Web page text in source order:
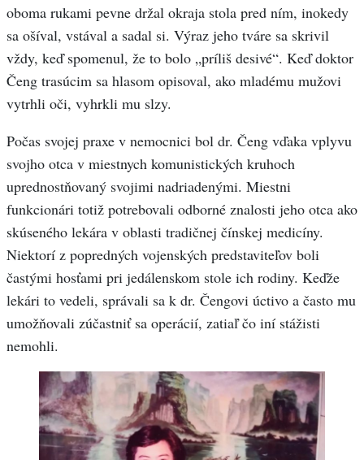
oboma rukami pevne držal okraja stola pred ním, inokedy
sa ošíval, vstával a sadal si. Výraz jeho tváre sa skrivil
vždy, keď spomenul, že to bolo „príliš desivé“. Keď doktor
Čeng trasúcim sa hlasom opisoval, ako mladému mužovi
vytrhli oči, vyhrkli mu slzy.
Počas svojej praxe v nemocnici bol dr. Čeng vďaka vplyvu
svojho otca v miestnych komunistických kruhoch
uprednostňovaný svojimi nadriadenými. Miestni
funkcionári totiž potrebovali odborné znalosti jeho otca ako
skúseného lekára v oblasti tradičnej čínskej medicíny.
Niektorí z popredných vojenských predstaviteľov boli
častými hosťami pri jedálenskom stole ich rodiny. Keďže
lekári to vedeli, správali sa k dr. Čengovi úctivo a často mu
umožňovali zúčastniť sa operácií, zatiaľ čo iní stážisti
nemohli.